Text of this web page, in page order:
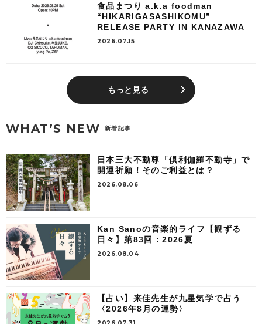
食品まつり a.k.a foodman
“HIKARIGASASHIKOMU”
RELEASE PARTY IN KANAZAWA
2026.07.15
もっと見る
WHAT’S NEW 新着記事
日本三大不動尊「倶利伽羅不動寺」で
開運祈願！そのご利益とは？
2026.08.06
Kan Sanoの音楽的ライフ【観ずる
日々】第83回：2026夏
2026.08.04
【占い】来佳先生が九星気学で占う
〈2026年8月の運勢〉